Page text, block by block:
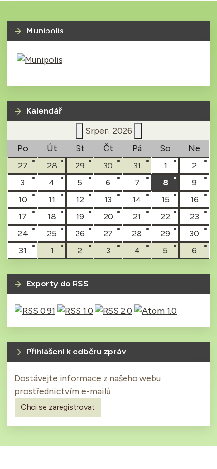
Munipolis
Kalendář
Srpen 2026
Po
Út St Čt Pá So
Ne
27
28 29 30 31 1
2
3
4 5 6 7 8
9
10
11 12 13 14 15
16
17
18 19 20 21 22
23
24
25 26 27 28 29
30
31
1 2 3 4 5 6
Exporty do RSS
Přihlášení k odběru zpráv
Dostávejte informace z našeho webu
prostřednictvím e-mailů
Chci se zaregistrovat